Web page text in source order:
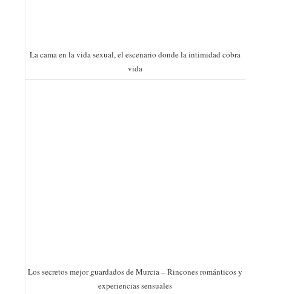
La cama en la vida sexual, el escenario donde la intimidad cobra
vida
Los secretos mejor guardados de Murcia – Rincones románticos y
experiencias sensuales